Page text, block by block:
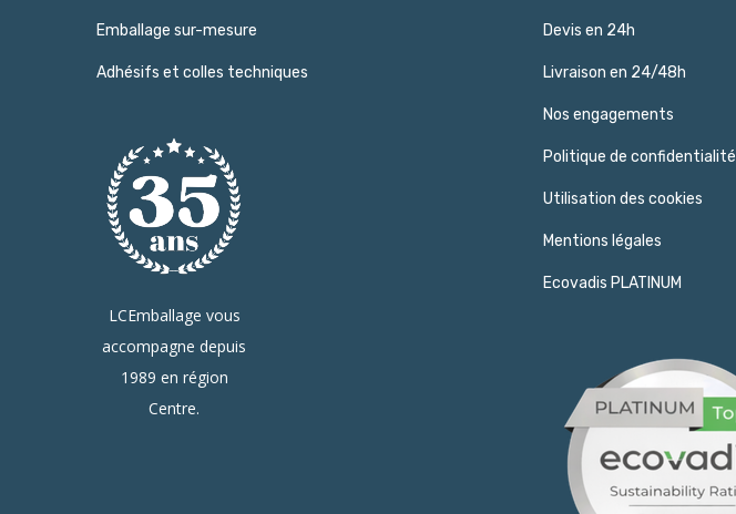
Emballage sur-mesure
Adhésifs et colles techniques
LCEmballage vous
accompagne depuis
1989 en région
Centre.
Devis en 24h
Livraison en 24/48h
Nos engagements
Politique de confidentialité
Utilisation des cookies
Mentions légales
Ecovadis PLATINUM